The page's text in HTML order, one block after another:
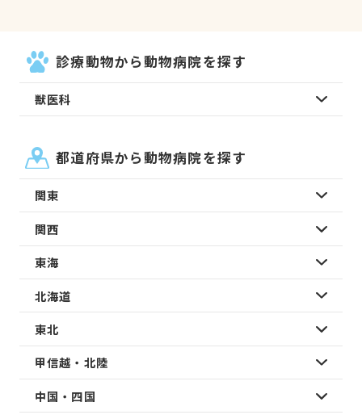
診療動物から動物病院を探す
獣医科
都道府県から動物病院を探す
関東
関西
東海
北海道
東北
甲信越・北陸
中国・四国